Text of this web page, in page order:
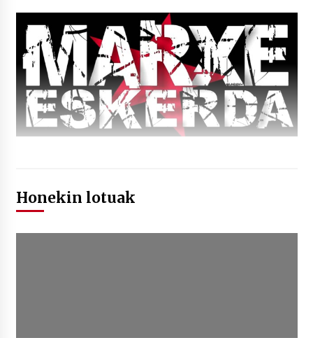
Honekin lotuak